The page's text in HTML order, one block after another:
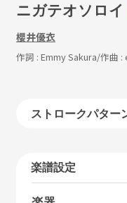
ニガテオソロイ
櫻井優衣
作詞 : Emmy Sakura/作曲 :
ストロークパター
楽譜設定